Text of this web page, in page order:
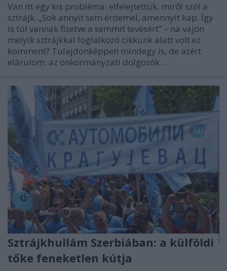
Van itt egy kis probléma: elfelejtettük, miről szól a
sztrájk. „Sok annyit sem érdemel, amennyit kap. Így
is túl vannak fizetve a semmit tevésért” – na vajon
melyik sztrájkkal foglalkozó cikkünk alatt volt ez
komment? Tulajdonképpen mindegy is, de azért
elárulom: az önkormányzati dolgozók…
Sztrájkhullám Szerbiában: a külföldi
tőke feneketlen kútja